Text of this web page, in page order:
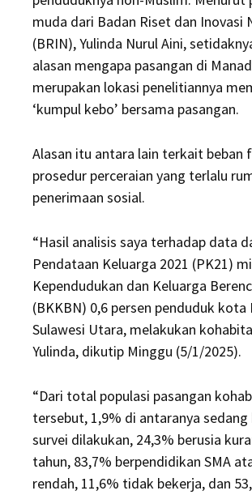
muda dari Badan Riset dan Inovasi
(BRIN), Yulinda Nurul Aini,
alasan mengapa pasangan di
merupakan lokasi penelitiannya
‘kumpul kebo’ bersama pasangan.
Alasan itu antara lain terkait beban
prosedur perceraian yang terlalu
penerimaan sosial.
“Hasil analisis saya terhadap data
Pendataan Keluarga 2021 (PK21)
Kependudukan dan Keluarga
(BKKBN) 0,6 persen penduduk kota
Sulawesi Utara, melakukan
Yulinda, dikutip Minggu (5/1/2025).
“Dari total populasi pasangan
tersebut, 1,9% di antaranya
survei dilakukan, 24,3% berusia
tahun, 83,7% berpendidikan SMA
rendah, 11,6% tidak bekerja, dan